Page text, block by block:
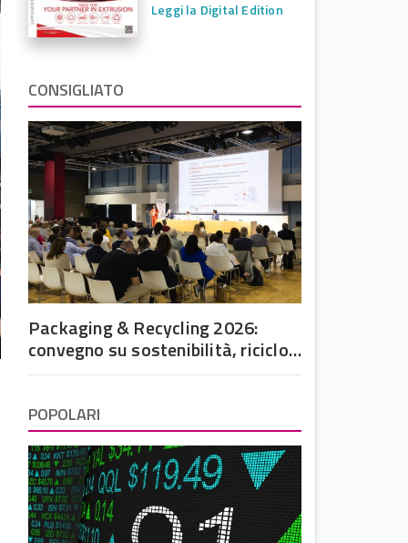
Leggi la Digital Edition
CONSIGLIATO
Packaging & Recycling 2026:
convegno su sostenibilità, riciclo
e futuro dell’imballaggio in
POPOLARI